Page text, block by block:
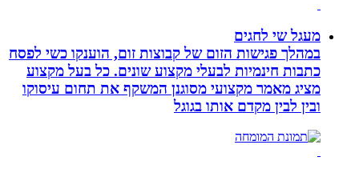
מעגל שי לחגים
במהלך פגישות הזום של קבוצות זום, הוענקו כשי לפסח
כתבות חינמיות לבעלי מקצוע שונים. כל בעל מקצוע
מציג מאמר מקצועי מסוגנן המשקף את תחום עיסוקו
ובין לבין מקדם אותו בגוגל